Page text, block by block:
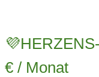
€ / Monat